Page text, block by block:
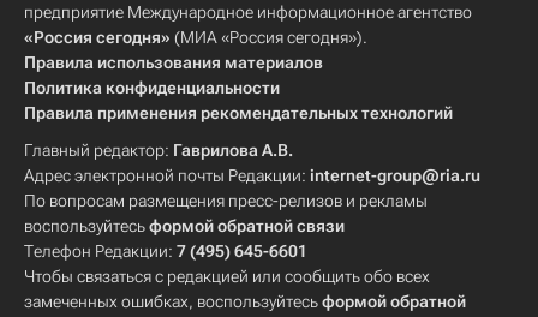
предприятие Международное информационное агентство
«Россия сегодня» (МИА «Россия сегодня»).
Правила использования материалов
Политика конфиденциальности
Правила применения рекомендательных технологий
Главный редактор: Гаврилова А.В.
Адрес электронной почты Редакции: internet-group@ria.ru
По вопросам размещения пресс-релизов и рекламы
воспользуйтесьформой обратной связи
Телефон Редакции: 7 (495) 645-6601
Чтобы связаться с редакцией или сообщить обо всех
замеченных ошибках, воспользуйтесьформой обратной